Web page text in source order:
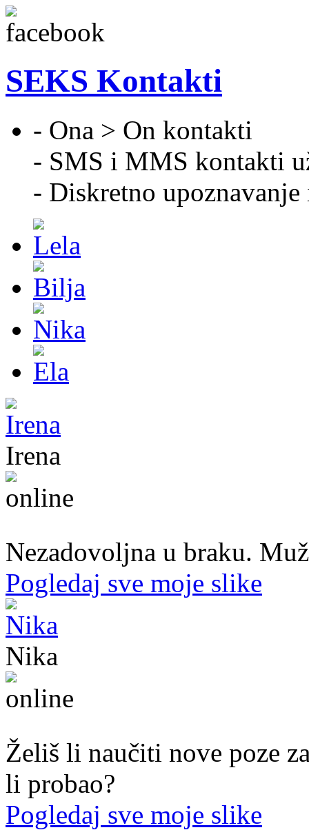
SEKS Kontakti
- Ona > On kontakti
- SMS i MMS kontakti
- Diskretno upoznavanje
Irena
Nezadovoljna u braku.
Pogledaj sve moje slike
Nika
Želiš li naučiti nove poze
li probao?
Pogledaj sve moje slike